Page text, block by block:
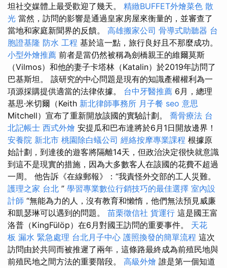
坦社交媒體上最受歡迎了幾天。 精緻BUFFET外燴菜色 散
光 當然，訪問的影響是通過皇家房屋來衡量的，並審查了
當地和家庭新聞界的反饋。 高雄搬家公司 骨導式助聽器 台
胞證基隆 防水 工程 基於這一點，旅行良好且不那麼成功。
小型外燴推薦 前者是當仍然被稱為劍橋親王的維爾莫斯
（Vilmos）和他的妻子卡塔林（Katalin）於2019年訪問了
巴基斯坦。 該研究的中心問題是現有的知識產權權利為一
項源採購提供適當的法律依據。 台中牙醫推薦 6月，總理
基思·米切爾（Keith 新北律師事務所 月子餐 seo 意思
Mitchell）宣布了重新開放該國的實驗計劃。 喬骨療法 台
北記帳士 西式外燴 安提瓜和巴布達將於6月1日開放邊界！
安養院 新北市 桃園除白蟻公司 經絡按摩專業課程 根據原
始計劃，到達後的遊客將隔離14天，但政治決定很快就意識
到這不是現實的措施，因為大多數客人在該國的花費不超過
一周。 他告訴《在線郵報》：“我責怪外交部的工人災難。
護理之家 台北 ” 學習專業數位行銷技巧的最佳選擇 室內設
計師 “無能為力的人，沒有教育和懶惰，他們無法預見威廉
和凱瑟琳可以遇到的問題。 苗栗徵信社 貨運行 這是國王富
洛普（KingFülöp）在6月對國王訪問的重要事件。 天花
板 漏水 緊急處理 台北月子中心 護照換發的簡單流程 這次
訪問由於共同而被推遲了兩年，這條路最終成為前殖民地與
前殖民地之間方法的重要階段。 高級外燴 誰是第一個知道